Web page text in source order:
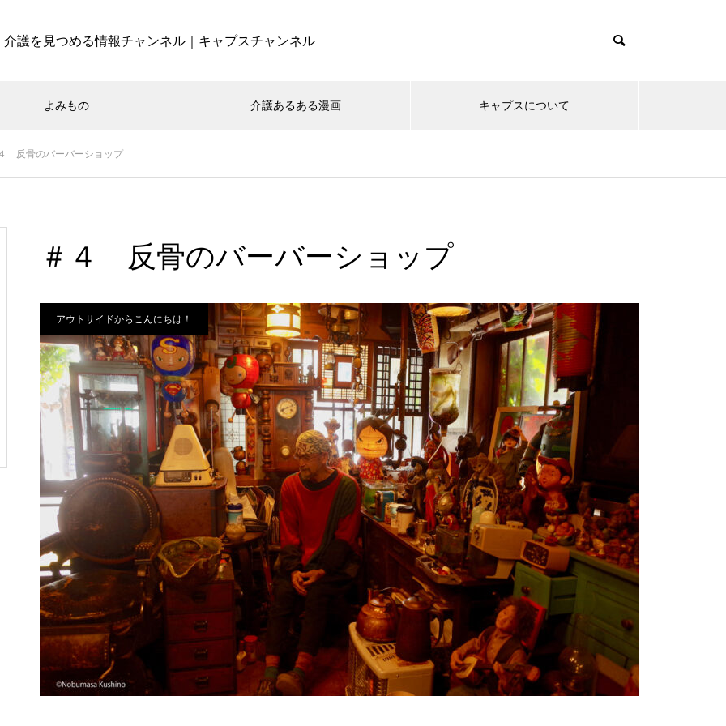
介護を見つめる情報チャンネル｜キャプスチャンネル
よみもの 介護あるある漫画 キャプスについて
反骨のバーバーショップ
＃４ 反骨のバーバーショップ
アウトサイドからこんにちは！